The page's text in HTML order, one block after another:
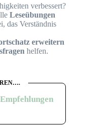
verbessert?
Leseübungen
das Verständnis
erweitern
helfen.